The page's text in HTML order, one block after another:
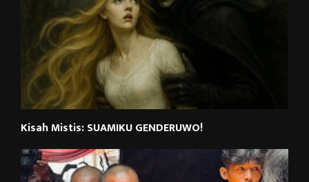
Kisah Mistis: SUAMIKU GENDERUWO!